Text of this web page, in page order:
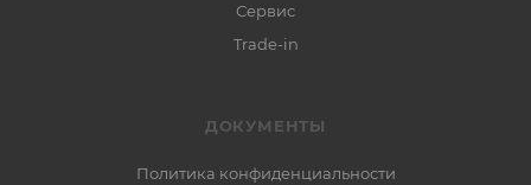
Сервис
Trade-in
ДОКУМЕНТЫ
Политика конфиденциальности